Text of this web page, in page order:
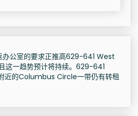
办公室的要求正推高629-641 West
一趋势预计将持续。629-641
的Columbus Circle一带仍有转租